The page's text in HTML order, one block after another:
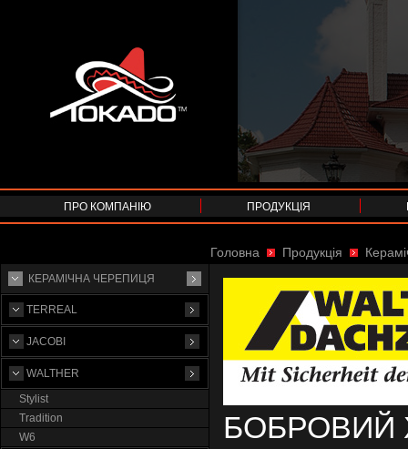
ПРО КОМПАНІЮ ПРОДУКЦІЯ
КЕРАМІЧНА ЧЕРЕПИЦЯ
TERREAL
JACOBI
WALTHER
Stylist
Tradition
W6
БОБРОВИЙ
Головна Продукція